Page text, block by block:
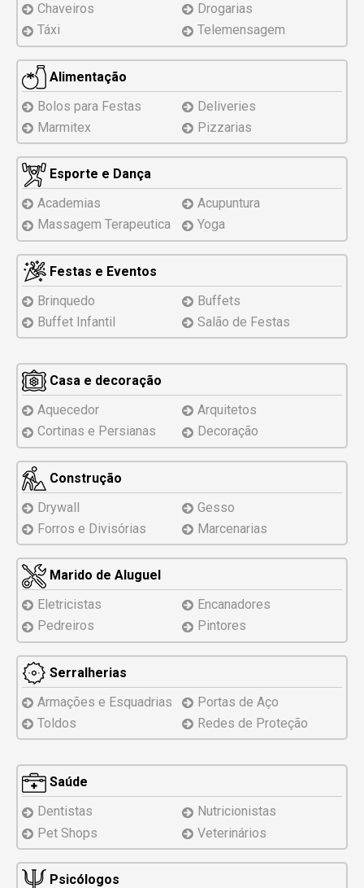
Chaveiros
Drogarias
Táxi
Telemensagem
Alimentação
Bolos para Festas
Deliveries
Marmitex
Pizzarias
Esporte e Dança
Academias
Acupuntura
Massagem Terapeutica
Yoga
Festas e Eventos
Brinquedo
Buffets
Buffet Infantil
Salão de Festas
Casa e decoração
Aquecedor
Arquitetos
Cortinas e Persianas
Decoração
Construção
Drywall
Gesso
Forros e Divisórias
Marcenarias
Marido de Aluguel
Eletricistas
Encanadores
Pedreiros
Pintores
Serralherias
Armações e Esquadrias
Portas de Aço
Toldos
Redes de Proteção
Saúde
Dentistas
Nutricionistas
Pet Shops
Veterinários
Psicólogos